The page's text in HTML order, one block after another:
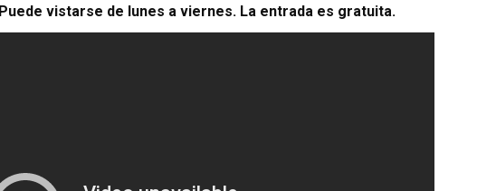
Puede vistarse de lunes a viernes. La entrada es gratuita.